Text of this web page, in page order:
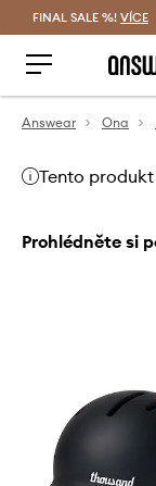
FINAL SALE %! VÍCE
Answear Ona
Tento
Prohlédněte si